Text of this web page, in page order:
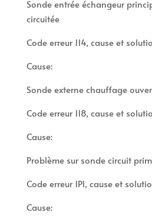
Sonde entrée échangeur
circuitée
Code erreur 114, cause et
Cause:
Sonde externe chauffage
Code erreur 118, cause et
Cause:
Problème sur sonde circuit
Code erreur 1P1, cause et
Cause: